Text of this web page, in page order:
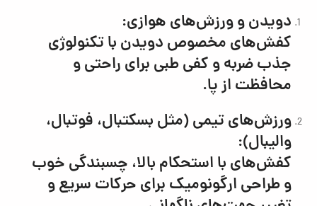
دویدن و ورزش‌های هوازی:
کفش‌های مخصوص دویدن با تکنولوژی
جذب ضربه و کفی طبی برای راحتی و
محافظت از پا.
ورزش‌های تیمی (مثل بسکتبال، فوتبال،
والیبال):
کفش‌های با استحکام بالا، چسبندگی خوب
و طراحی ارگونومیک برای حرکات سریع و